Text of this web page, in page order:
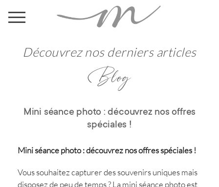
Découvrez nos derniers articles
Blog
Mini séance photo : découvrez nos offres
spéciales !
Mini séance photo : découvrez nos offres spéciales !
Vous souhaitez capturer des souvenirs uniques mais
disposez de peu de temps ? La mini séance photo est